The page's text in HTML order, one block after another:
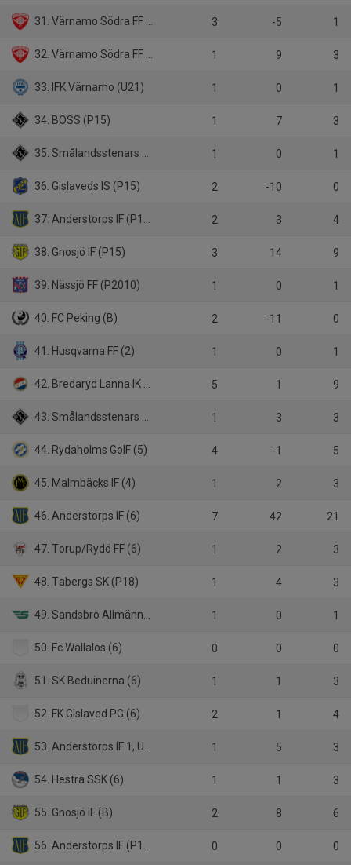
31. Värnamo Södra FF (P18) 3 -5 1
32. Värnamo Södra FF P2011 1 9 3
33. IFK Värnamo (U21) 1 0 1
34. BOSS (P15) 1 7 3
35. Smålandsstenars GOIF P2011 1 0 1
36. Gislaveds IS (P15) 2 -10 0
37. Anderstorps IF (P15) 2 3 4
38. Gnosjö IF (P15) 3 14 9
39. Nässjö FF (P2010) 1 0 1
40. FC Peking (B) 2 -11 0
41. Husqvarna FF (2) 1 0 1
42. Bredaryd Lanna IK (4) 5 1 9
43. Smålandsstenars GOIF (4) 1 3 3
44. Rydaholms GoIF (5) 4 -1 5
45. Malmbäcks IF (4) 1 2 3
46. Anderstorps IF (6) 7 42 21
47. Torup/Rydö FF (6) 1 2 3
48. Tabergs SK (P18) 1 4 3
49. Sandsbro Allmänna IK (P17) 1 0 1
50. Fc Wallalos (6) 0 0 0
51. SK Beduinerna (6) 1 1 3
52. FK Gislaved PG (6) 2 1 4
53. Anderstorps IF 1, Utvecklingsserie B Småland 2025 1 5 3
54. Hestra SSK (6) 1 1 3
55. Gnosjö IF (B) 2 8 6
56. Anderstorps IF (P16) 0 0 0